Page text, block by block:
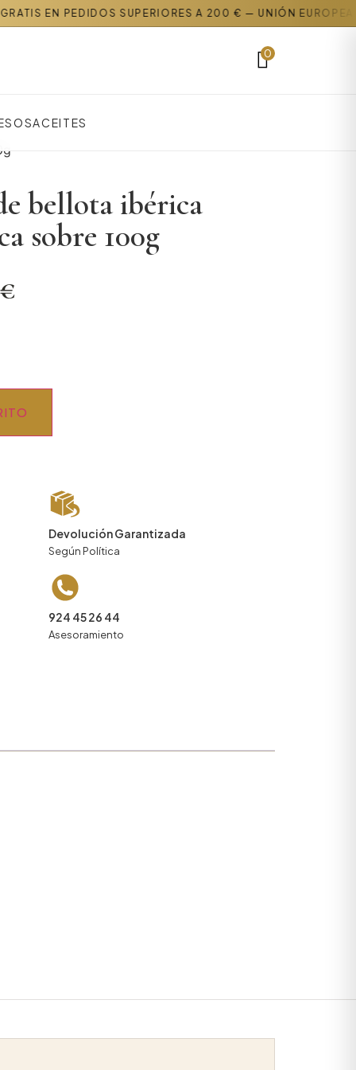
0
ACEITES
PEDIDOS SUPERIORES A 200 € — UNIÓN EUROPEA
bellota ibérica
sobre 100g
€
Devolución Garantizada
Según Política
924 45 26 44
Asesoramiento